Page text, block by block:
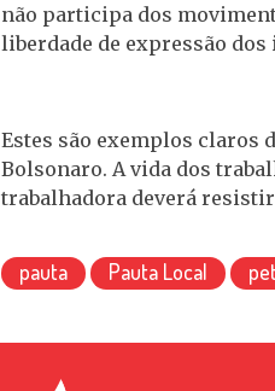
não participa dos
liberdade de expressão
Estes são exemplos claros
Bolsonaro. A vida dos
trabalhadora deverá
pauta Pauta Local